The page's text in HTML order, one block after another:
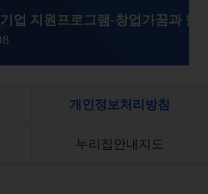
2026 입주기업 지원프로그램-창업가꿈과 함께하는 학생창업 성장 로드맵
개인정보처리방침
누리집안내지도